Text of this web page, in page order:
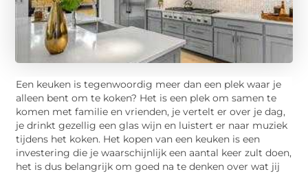
Een keuken is tegenwoordig meer dan een plek waar je
alleen bent om te koken? Het is een plek om samen te
komen met familie en vrienden, je vertelt er over je dag,
je drinkt gezellig een glas wijn en luistert er naar muziek
tijdens het koken. Het kopen van een keuken is een
investering die je waarschijnlijk een aantal keer zult doen,
het is dus belangrijk om goed na te denken over wat jij